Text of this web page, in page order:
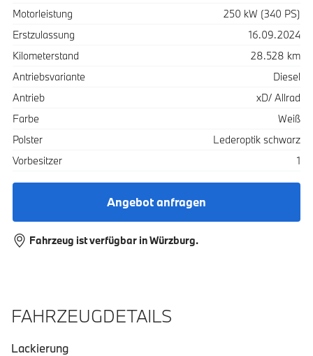
Motorleistung
250 kW (340 PS)
Erstzulassung
16.09.2024
Kilometerstand
28.528 km
Antriebsvariante
Diesel
Antrieb
xD/ Allrad
Farbe
Weiß
Polster
Lederoptik schwarz
Vorbesitzer
1
Angebot anfragen
Fahrzeug ist verfügbar in Würzburg.
FAHRZEUGDETAILS
Lackierung